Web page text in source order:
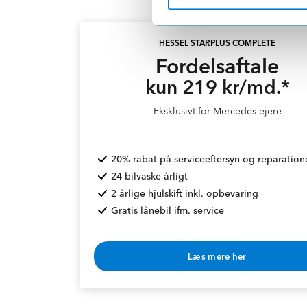
HESSEL STARPLUS COMPLETE
Fordelsaftale
kun 219 kr/md.*
Eksklusivt for Mercedes ejere
20% rabat på serviceeftersyn og
24 bilvaske årligt
2 årlige hjulskift inkl. opbevaring
Gratis lånebil ifm. service
Læs mere her